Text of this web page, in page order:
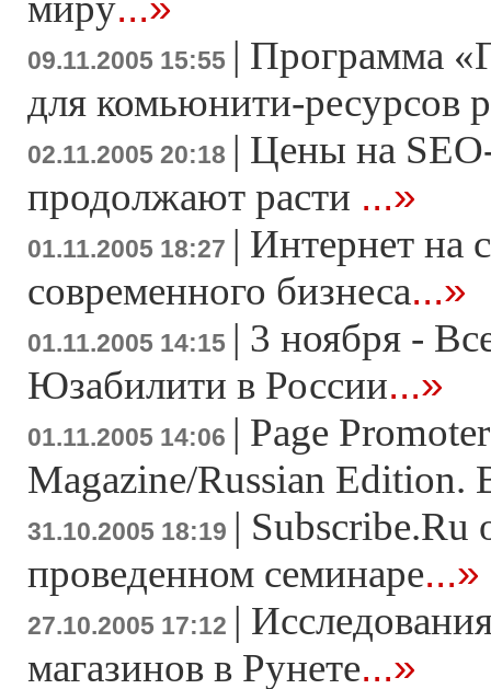
09.11.2005 15:55 | Программа
для комьюнити-ресурсов
02.11.2005 20:18 | Цены на
продолжают расти ...»
01.11.2005 18:27 | Интернет на
современного бизнеса...»
01.11.2005 14:15 | 3 ноября -
Юзабилити в России...»
01.11.2005 14:06 | Page
Magazine/Russian Edition.
31.10.2005 18:19 | Subscribe.Ru
проведенном семинаре...»
27.10.2005 17:12 |
магазинов в Рунете...»